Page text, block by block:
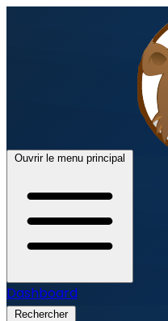
Ouvrir le menu principal
Dashboard
Rechercher